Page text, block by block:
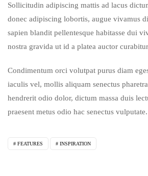
Sollicitudin adipiscing mattis ad lacus
donec adipiscing lobortis, augue vivamus
sapien blandit pellentesque habitasse dui
nostra gravida ut id a platea auctor
Condimentum orci volutpat purus diam
iaculis vel, mollis aliquam senectus
hendrerit odio dolor, dictum massa duis
praesent metus odio hac senectus vulputate.
FEATURES INSPIRATION